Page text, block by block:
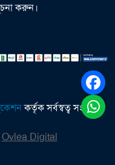
করুন।
কর্তৃক সর্বস্বত্ব সংরক্ষিত
Ovlea Digital